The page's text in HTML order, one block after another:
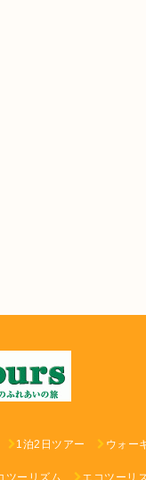
1泊2日ツアー ウォー
ツーリズム エコツーリ